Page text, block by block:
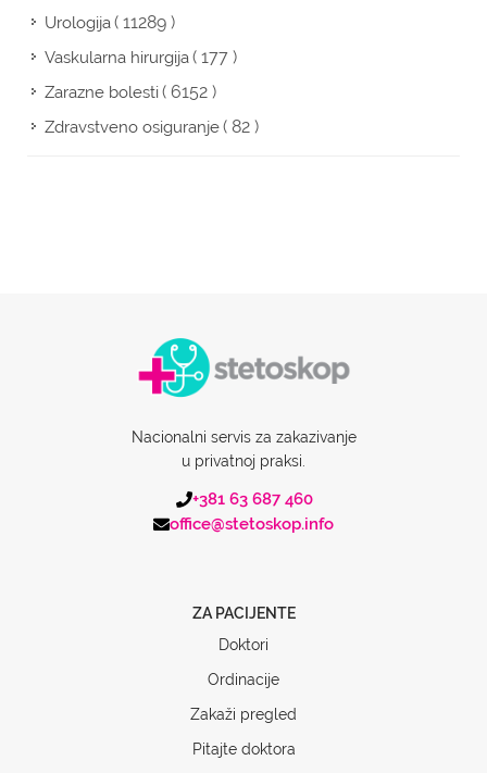
Urologija( 11289 )
Vaskularna hirurgija( 177 )
Zarazne bolesti( 6152 )
Zdravstveno osiguranje( 82 )
Nacionalni servis za zakazivanje
u privatnoj praksi.
+381 63 687 460
office@stetoskop.info
ZA PACIJENTE
Doktori
Ordinacije
Zakaži pregled
Pitajte doktora